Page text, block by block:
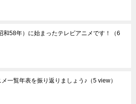
和58年）に始まったテレビアニメです！
（6
一覧年表を振り返りましょう♪ （5 view）